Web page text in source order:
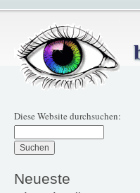
Diese Website durchsuchen:
Neueste